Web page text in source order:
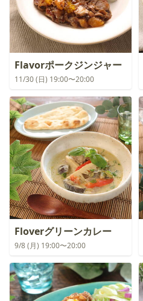
Flavorポークジンジャー
11/30 (日) 19:00〜20:00
Floverグリーンカレー
9/8 (月) 19:00〜20:00